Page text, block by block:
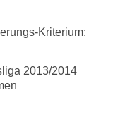
Kriterium:
2013/2014